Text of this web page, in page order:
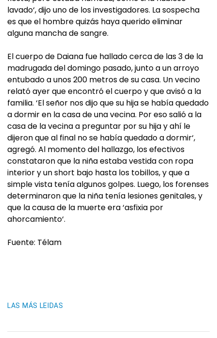
lavado‘, dijo uno de los investigadores. La sospecha
es que el hombre quizás haya querido eliminar
alguna mancha de sangre.
El cuerpo de Daiana fue hallado cerca de las 3 de la
madrugada del domingo pasado, junto a un arroyo
entubado a unos 200 metros de su casa. Un vecino
relató ayer que encontró el cuerpo y que avisó a la
familia. ‘El señor nos dijo que su hija se había quedado
a dormir en la casa de una vecina. Por eso salió a la
casa de la vecina a preguntar por su hija y ahí le
dijeron que al final no se había quedado a dormir‘,
agregó. Al momento del hallazgo, los efectivos
constataron que la niña estaba vestida con ropa
interior y un short bajo hasta los tobillos, y que a
simple vista tenía algunos golpes. Luego, los forenses
determinaron que la niña tenía lesiones genitales, y
que la causa de la muerte era ‘asfixia por
ahorcamiento‘.
Fuente: Télam
LAS MÁS LEIDAS